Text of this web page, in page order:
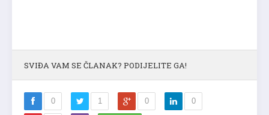
SVIĐA VAM SE ČLANAK? PODIJELITE GA!
0 1 0 0